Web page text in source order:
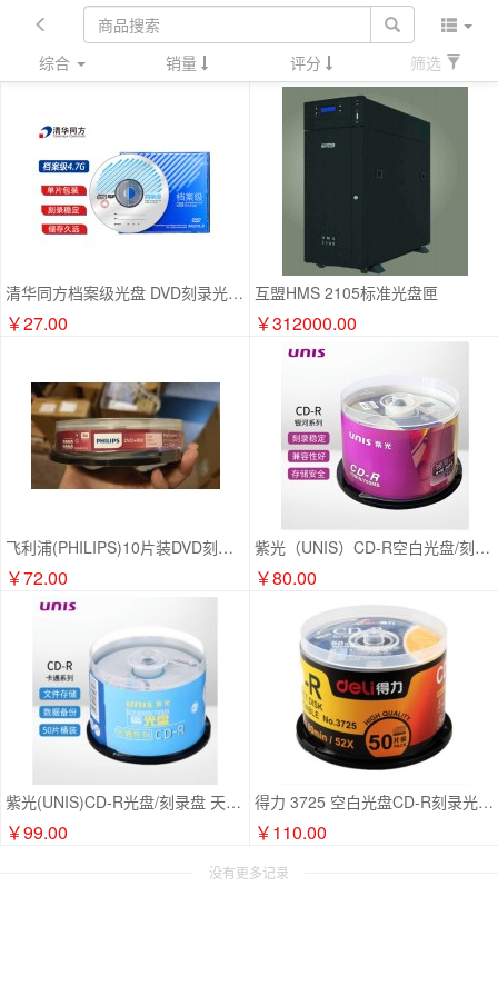
综合 销量 评分 筛选
清华同方档案级光盘 DVD刻录光盘 空白光盘 4.7G 原标光碟 不可擦写 单片盒装
￥27.00
互盟HMS 2105标准光盘匣
￥312000.00
飞利浦(PHILIPS)10片装DVD刻录盘DVD-RW 可擦写空白刻录光盘光碟 可重复刻录
￥72.00
紫光（UNIS）CD-R空白光盘/刻录盘 银河系列 52速 700M
￥80.00
紫光(UNIS)CD-R光盘/刻录盘 天海卡通系列 52速700M 桶装50片
￥99.00
得力 3725 空白光盘CD-R刻录光盘 50片/盒
￥110.00
没有更多记录